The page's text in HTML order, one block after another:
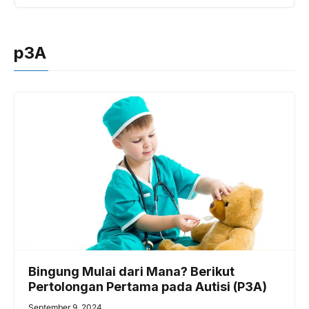
p3A
Bingung Mulai dari Mana? Berikut
Pertolongan Pertama pada Autisi (P3A)